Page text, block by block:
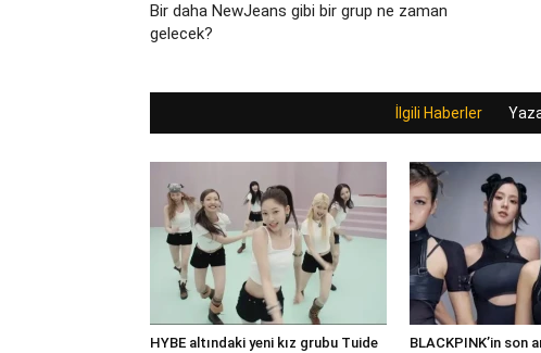
Bir daha NewJeans gibi bir grup ne zaman
gelecek?
İlgili Haberler
HYBE altındaki yeni kız grubu Tuide
BLACKPINK’in son